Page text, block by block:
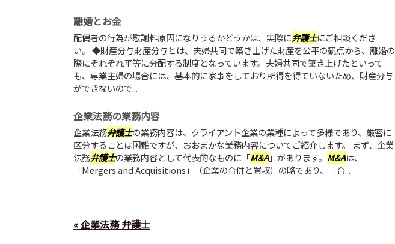
離婚とお金
配偶者の行為が慰謝料原因になりうるかどうかは、実際に弁護士にご相談くださ
い。 ◆財産分与財産分与とは、夫婦共同で築き上げた財産を公平の観点から、離婚の
際にそれぞれ平等に分配する制度となっています。夫婦共同で築き上げたといって
も、専業主婦の場合には、基本的に家事をしており所得を得ていないため、財産分与
ができないので...
企業法務の業務内容
企業法務弁護士の業務内容は、クライアント企業の業種によって多様であり、厳密に
区分することは困難ですが、おおまかな業務内容についてご紹介します。 まず、企業
法務弁護士の業務内容として代表的なものに「M&A」があります。 M&Aは、
「Mergers and Acquisitions」（企業の合併と買収）の略であり、「合...
« 企業法務 弁護士